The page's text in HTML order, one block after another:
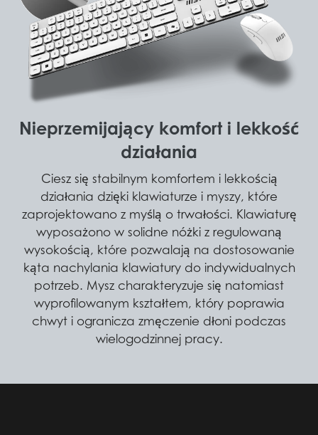
Nieprzemijający komfort i lekkość
działania
Ciesz się stabilnym komfortem i lekkością
działania dzięki klawiaturze i myszy, które
zaprojektowano z myślą o trwałości. Klawiaturę
wyposażono w solidne nóżki z regulowaną
wysokością, które pozwalają na dostosowanie
kąta nachylania klawiatury do indywidualnych
potrzeb. Mysz charakteryzuje się natomiast
wyprofilowanym kształtem, który poprawia
chwyt i ogranicza zmęczenie dłoni podczas
wielogodzinnej pracy.